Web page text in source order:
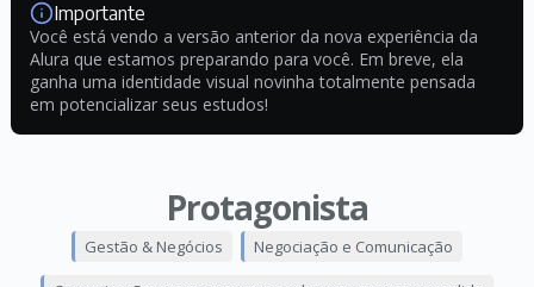
Importante
Você está vendo a versão anterior da nova experiência da
Alura que estamos preparando para você. Em breve, ela
ganha uma identidade visual novinha totalmente pensada
em potencializar seus estudos!
Protagonista
Gestão & Negócios Negociação e Comunicação